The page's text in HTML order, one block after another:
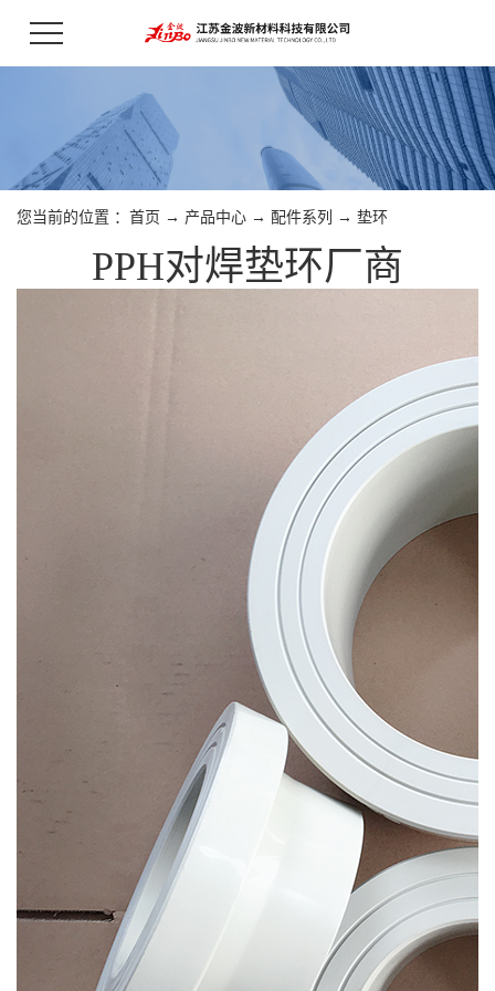
您当前的位置 ： 首页 → 产品中心 → 配件系列 → 垫环
PPH对焊垫环厂商